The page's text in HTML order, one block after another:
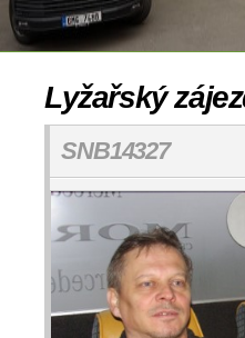
Lyžařský
SNB14327